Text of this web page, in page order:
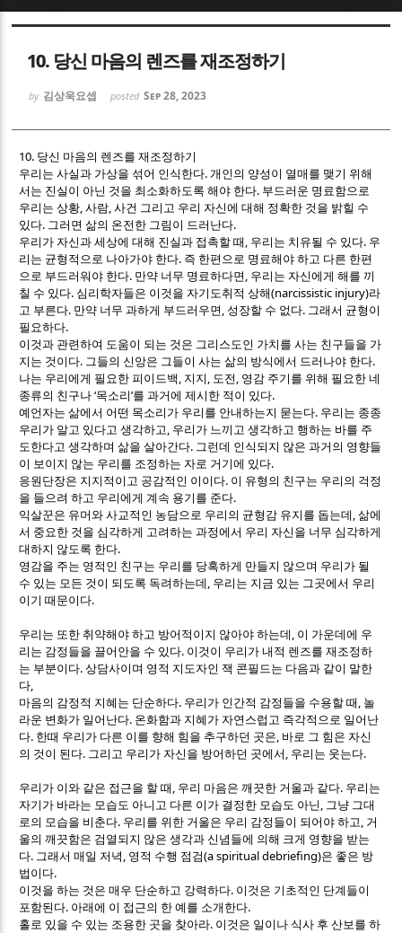
10. 당신 마음의 렌즈를 재조정하기
by 김상욱요셉 posted Sep 28, 2023
10. 당신 마음의 렌즈를 재조정하기
우리는 사실과 가상을 섞어 인식한다.개인의 양성이 열매를 맺기 위해
서는 진실이 아닌 것을 최소화하도록 해야 한다. 부드러운 명료함으로
우리는 상황,사람,사건 그리고 우리 자신에 대해 정확한 것을 밝힐 수
있다. 그러면 삶의 온전한 그림이 드러난다.
우리가 자신과 세상에 대해 진실과 접촉할 때 , 우리는 치유될 수 있다. 우
리는 균형적으로 나아가야 한다. 즉 한편으로 명료해야 하고 다른 한편
으로 부드러워야 한다. 만약 너무 명료하다면 , 우리는 자신에게 해를 끼
칠 수 있다. 심리학자들은 이것을 자기도취적 상해(narcissistic injury)라
고 부른다. 만약 너무 과하게 부드러우면 , 성장할 수 없다. 그래서 균형이
필요하다.
이것과 관련하여 도움이 되는 것은 그리스도인 가치를 사는 친구들을 가
지는 것이다. 그들의 신앙은 그들이 사는 삶의 방식에서 드러나야 한다.
나는 우리에게 필요한 피이드백 , 지지 , 도전 , 영감 주기를 위해 필요한 네
종류의 친구나‘목소리’를 과거에 제시한 적이 있다.
예언자는 삶에서 어떤 목소리가 우리를 안내하는지 묻는다. 우리는 종종
우리가 알고 있다고 생각하고 , 우리가 느끼고 생각하고 행하는 바를 주
도한다고 생각하며 삶을 살아간다. 그런데 인식되지 않은 과거의 영향들
이 보이지 않는 우리를 조정하는 자로 거기에 있다.
응원단장은 지지적이고 공감적인 이이다. 이 유형의 친구는 우리의 걱정
을 들으려 하고 우리에게 계속 용기를 준다.
익살꾼은 유머와 사교적인 농담으로 우리의 균형감 유지를 돕는데 ,삶에
서 중요한 것을 심각하게 고려하는 과정에서 우리 자신을 너무 심각하게
대하지 않도록 한다.
영감을 주는 영적인 친구는 우리를 당혹하게 만들지 않으며 우리가 될
수 있는 모든 것이 되도록 독려하는데 , 우리는 지금 있는 그곳에서 우리
이기 때문이다.
우리는 또한 취약해야 하고 방어적이지 않아야 하는데 , 이 가운데에 우
리는 감정들을 끌어안을 수 있다. 이것이 우리가 내적 렌즈를 재조정하
는 부분이다.상담사이며 영적 지도자인 잭 콘필드는 다음과 같이 말한
다,
마음의 감정적 지혜는 단순하다. 우리가 인간적 감정들을 수용할 때 , 놀
라운 변화가 일어난다. 온화함과 지혜가 자연스럽고 즉각적으로 일어난
다. 한때 우리가 다른 이를 향해 힘을 추구하던 곳은, 바로 그 힘은 자신
의 것이 된다. 그리고 우리가 자신을 방어하던 곳에서 , 우리는 웃는다.
우리가 이와 같은 접근을 할 때 , 우리 마음은 깨끗한 거울과 같다. 우리는
자기가 바라는 모습도 아니고 다른 이가 결정한 모습도 아닌 , 그냥 그대
로의 모습을 비춘다. 우리를 위한 거울은 우리 감정들이 되어야 하고 , 거
울의 깨끗함은 검열되지 않은 생각과 신념들에 의해 크게 영향을 받는
다. 그래서 매일 저녁 , 영적 수행 점검(a spiritual debriefing)은 좋은 방
법이다.
이것을 하는 것은 매우 단순하고 강력하다. 이것은 기초적인 단계들이
포함된다. 아래에 이 접근의 한 예를 소개한다.
홀로 있을 수 있는 조용한 곳을 찾아라. 이것은 일이나 식사 후 산보를 하
Sketchbook5, 스케치북5
Sketchbook5, 스케치북5
Sketchbook5, 스케치북5
Sketchbook5, 스케치북5